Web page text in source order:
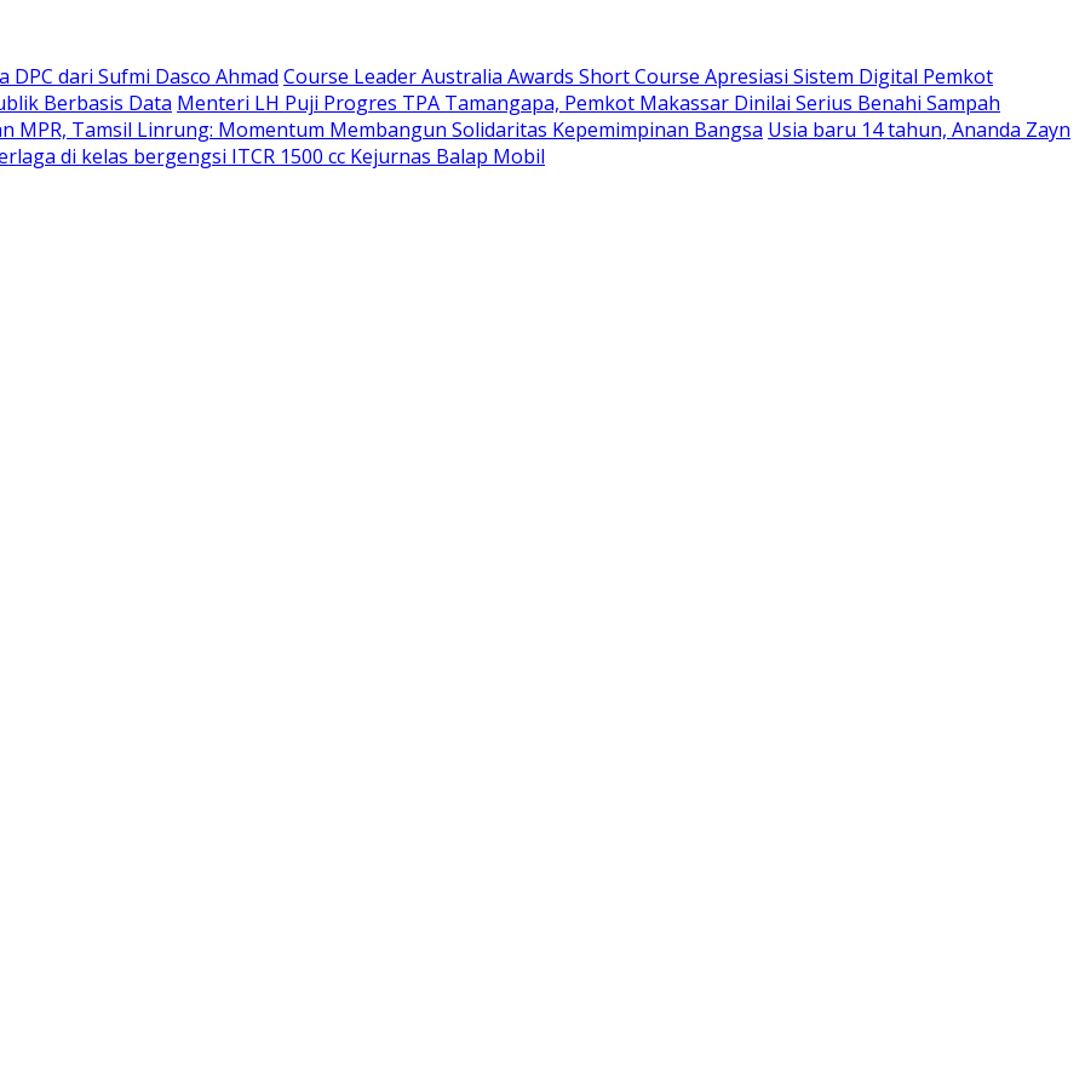
DPC dari Sufmi Dasco Ahmad Course Leader Australia Awards Short Course Apresiasi Sistem Digital Pemkot
Berbasis Data Menteri LH Puji Progres TPA Tamangapa, Pemkot Makassar Dinilai Serius Benahi Sampah
MPR, Tamsil Linrung: Momentum Membangun Solidaritas Kepemimpinan Bangsa Usia baru 14 tahun, Ananda Zayn
di kelas bergengsi ITCR 1500 cc Kejurnas Balap Mobil